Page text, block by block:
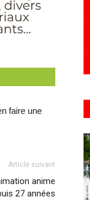
faire une
Article suivant
anime
27 années